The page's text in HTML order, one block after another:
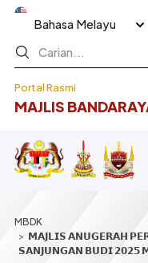
Langkau ke kandungan
Portal Rasmi
MAJLIS
Select your language
𝗠𝗔𝗝𝗟𝗜𝗦 𝗔𝗡𝗨𝗚𝗘𝗥𝗔𝗛
𝗦𝗔𝗡𝗝𝗨𝗡𝗚𝗔𝗡 𝗕𝗨𝗗𝗜 𝟮𝟬𝟮𝟱